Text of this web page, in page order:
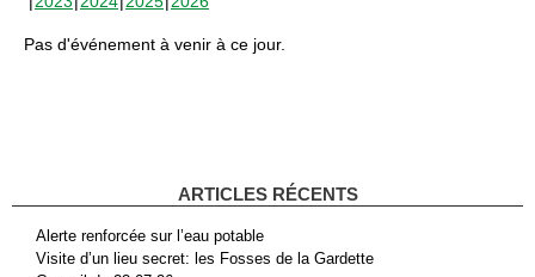
Pas d'événement à venir à ce jour.
ARTICLES RÉCENTS
Alerte renforcée sur l’eau potable
Visite d’un lieu secret: les Fosses de la Gardette